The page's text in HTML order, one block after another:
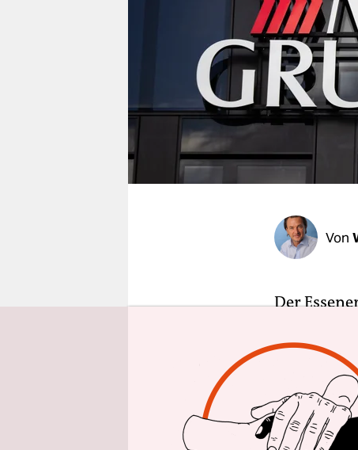
veranstaltungen
fragen & hilfe
unterstützen
Von
Der
aus dem
in
sollen fast
Zeitung